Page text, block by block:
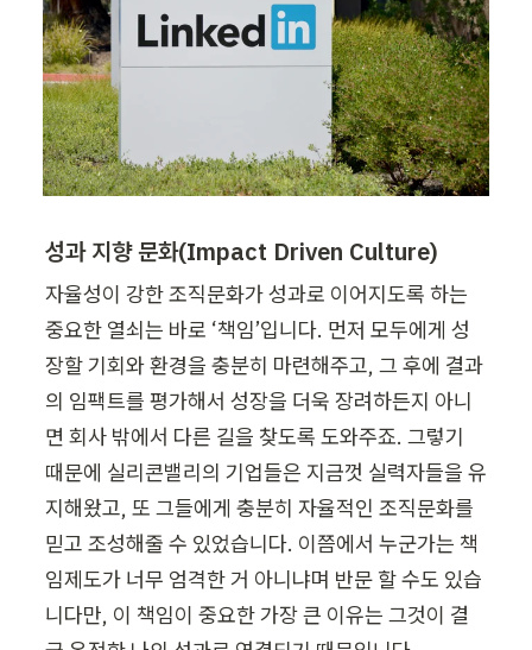
성과 지향 문화(Impact Driven Culture)
자율성이 강한 조직문화가 성과로 이어지도록 하는
중요한 열쇠는 바로 ‘책임’입니다. 먼저 모두에게 성
장할 기회와 환경을 충분히 마련해주고, 그 후에 결과
의 임팩트를 평가해서 성장을 더욱 장려하든지 아니
면 회사 밖에서 다른 길을 찾도록 도와주죠. 그렇기
때문에 실리콘밸리의 기업들은 지금껏 실력자들을 유
지해왔고, 또 그들에게 충분히 자율적인 조직문화를
믿고 조성해줄 수 있었습니다. 이쯤에서 누군가는 책
임제도가 너무 엄격한 거 아니냐며 반문 할 수도 있습
니다만, 이 책임이 중요한 가장 큰 이유는 그것이 결